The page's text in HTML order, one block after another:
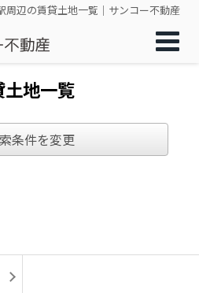
周辺の賃貸土地一覧｜サンコー不動産
土地一覧
条件を変更